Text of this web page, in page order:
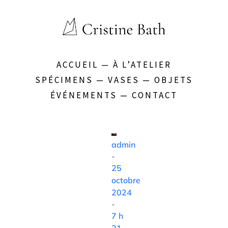
ACCUEIL — À L’ATELIER
SPÉCIMENS — VASES — OBJETS
ÉVÉNEMENTS — CONTACT
admin
-
25
octobre
2024
-
7 h